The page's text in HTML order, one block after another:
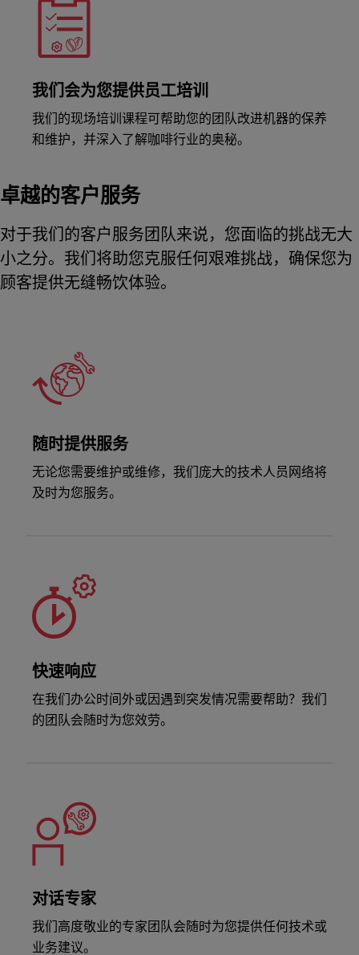
我们会为您提供员工培训
我们的现场培训课程可帮助您的团队改进机器的保养
和维护，并深入了解咖啡行业的奥秘。
卓越的客户服务
对于我们的客户服务团队来说，您面临的挑战无大
小之分。我们将助您克服任何艰难挑战，确保您为
顾客提供无缝畅饮体验。
随时提供服务
无论您需要维护或维修，我们庞大的技术人员网络将
及时为您服务。
快速响应
在我们办公时间外或因遇到突发情况需要帮助？我们
的团队会随时为您效劳。
对话专家
我们高度敬业的专家团队会随时为您提供任何技术或
业务建议。